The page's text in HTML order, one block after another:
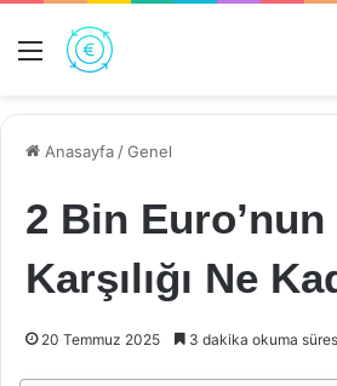
Menü
Anasayfa /Genel
2 Bin Euro’nun
Karşılığı Ne
20 Temmuz 2025 3 dakika okuma